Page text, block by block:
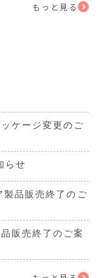
もっと見る
ケージ変更のご
らせ
製品販売終了のご
販売終了のご案